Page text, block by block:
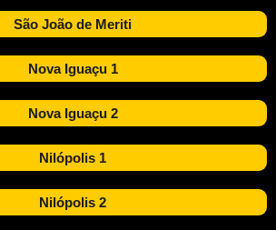
São João de Meriti
Nova Iguaçu 1
Nova Iguaçu 2
Nilópolis 1
Nilópolis 2